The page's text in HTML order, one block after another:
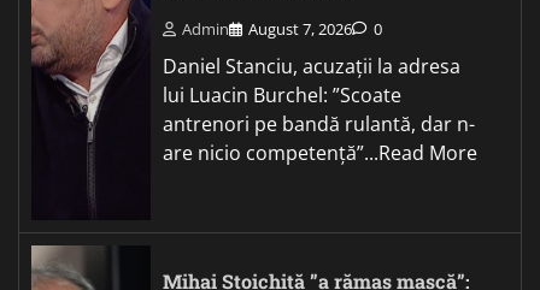
Admin August 7, 2026 0
Daniel Stanciu, acuzații la adresa
lui Luacin Burchel: ”Scoate
antrenori pe bandă rulantă, dar n-
are nicio competență”...Read More
Mihai Stoichiță ”a rămas mască”: